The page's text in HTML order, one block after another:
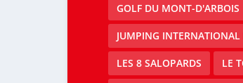
GOLF DU MONT-D'ARBOIS
JUMPING
LES 8 SALOPARDS LE